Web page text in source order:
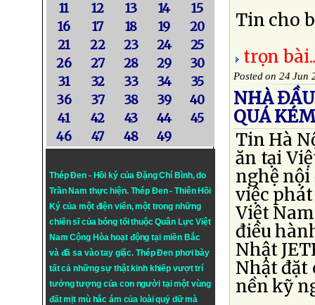
11
12 13 14
15
16
17 18 19
20
21
22 23 24
25
26
27 28 29
30
31
32 33 34
35
36
37 38 39
40
41
42 43 44
45
46
47 48 49
Thép Đen - Hồi ký của Đặng Chí Bình, do
Trần Nam thực hiện. Thép Đen- Thiên Hồi
Ký của một điện viên, một trong những
chiến sĩ của bóng tối thuộc Quân Lực Việt
Nam Cộng Hòa hoạt động tại miền Bắc
và đã sa vào tay giặc. Thép Đen phơi bày
tất cả những sự thật kinh khiếp vượt trí
tưởng tượng của con người tại một vùng
đất mịt mù hắc ám của loài quỷ dữ mà
Tin cho
trọn
Posted on 24 Jun
NHÀ
QUÁ
Tin Hà
ăn tại
nghệ nội
việc
Việt
điều
Nhật
Nhật đặt
nền kỹ